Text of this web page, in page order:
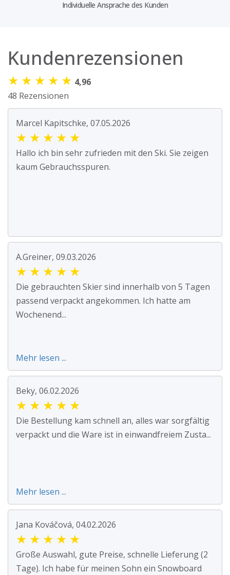
Individuelle Ansprache des Kunden
Kundenrezensionen
★ ★ ★ ★ ★ 4,96
48 Rezensionen
Marcel Kapitschke, 07.05.2026
★ ★ ★ ★ ★
Hallo ich bin sehr zufrieden mit den Ski. Sie zeigen
kaum Gebrauchsspuren.
A.Greiner, 09.03.2026
★ ★ ★ ★ ★
Die gebrauchten Skier sind innerhalb von 5 Tagen
passend verpackt angekommen. Ich hatte am
Wochenend...
Mehr lesen ...
Beky, 06.02.2026
★ ★ ★ ★ ★
Die Bestellung kam schnell an, alles war sorgfältig
verpackt und die Ware ist in einwandfreiem Zusta...
Mehr lesen ...
Jana Kováčová, 04.02.2026
★ ★ ★ ★ ★
Große Auswahl, gute Preise, schnelle Lieferung (2
Tage). Ich habe für meinen Sohn ein Snowboard